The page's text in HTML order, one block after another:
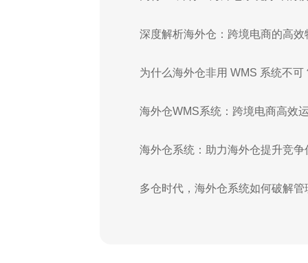
深度解析海外仓：跨境电商的高效
为什么海外仓非用 WMS 系统不可
海外仓WMS系统：跨境电商高效
海外仓系统：助力海外仓提升竞
多仓时代，海外仓系统如何破解管